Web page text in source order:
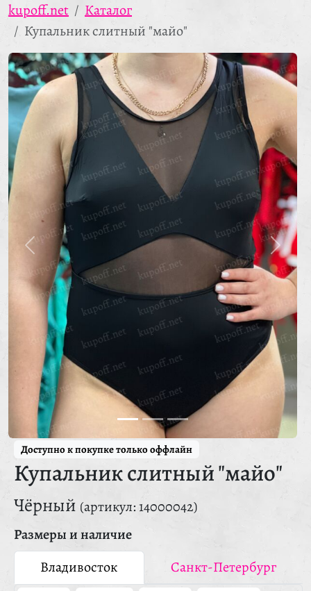
kupoff.net
Каталог
Купальник слитный "майо"
Доступно к покупке только оффлайн
Купальник слитный "майо"
Чёрный (артикул: 14000042)
Размеры и наличие
Владивосток
Санкт-Петербург